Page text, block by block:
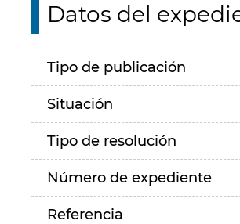
Datos del
Tipo de publicación
Situación
Tipo de resolución
Número de expediente
Referencia